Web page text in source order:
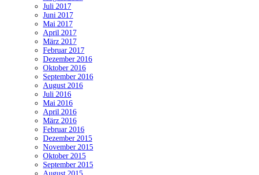
Juli 2017
Juni 2017
Mai 2017
April 2017
März 2017
Februar 2017
Dezember 2016
Oktober 2016
September 2016
August 2016
Juli 2016
Mai 2016
April 2016
März 2016
Februar 2016
Dezember 2015
November 2015
Oktober 2015
September 2015
August 2015